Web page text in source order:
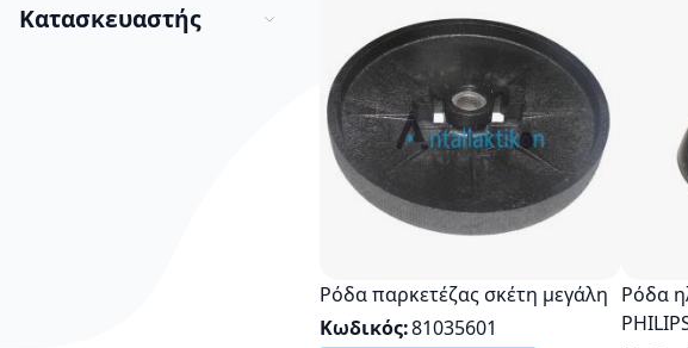
Κατασκευαστής
Ρόδα παρκετέζας σκέτη μεγάλη
Κωδικός 81035601
Ρόδα